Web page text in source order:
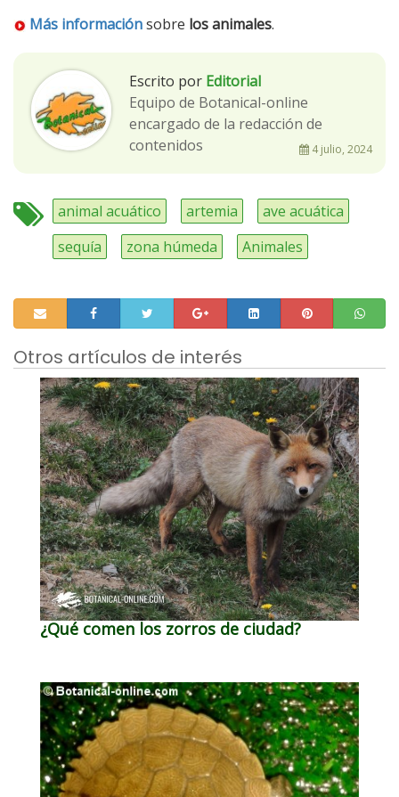
Más informaciónsobre los animales.
Escrito por Editorial
Equipo de Botanical-online
encargado de la redacción de
contenidos
4 julio, 2024
animal acuático artemia
ave acuática
sequía
zona húmeda Animales
Otros artículos de interés
¿Qué comen los zorros de ciudad?